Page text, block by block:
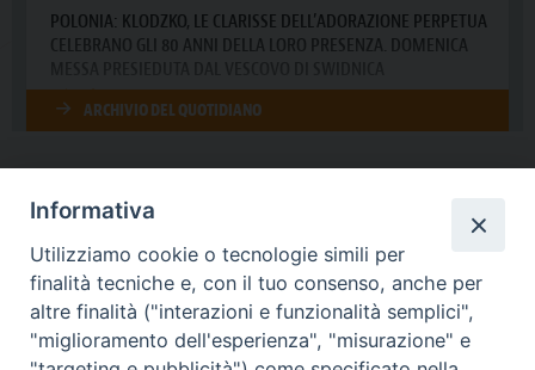
DIOCESI SUBURBICARIA DI ALBANO
Contatti:Tel.: 06.93268401 - Fax.: 06.9323844
E-mail:curia@diocesidialbano.it
Orari: dal Lunedì al Venerdì Ore: 9:00 - 13:00
Informativa
Utilizziamo cookie o tecnologie simili per
finalità tecniche e, con il tuo consenso, anche per
altre finalità ("interazioni e funzionalità semplici",
"miglioramento dell'esperienza", "misurazione" e